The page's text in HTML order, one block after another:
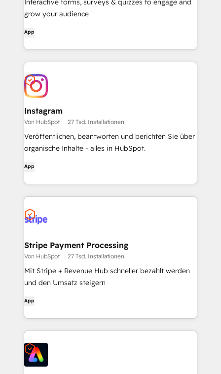
Interactive forms, surveys & quizzes to engage and
grow your audience
App
Instagram
Von HubSpot 27 Tsd. Installationen
Veröffentlichen, beantworten und berichten Sie über
organische Inhalte - alles in HubSpot.
App
Stripe Payment Processing
Von HubSpot 27 Tsd. Installationen
Mit Stripe + Revenue Hub schneller bezahlt werden
und den Umsatz steigern
App